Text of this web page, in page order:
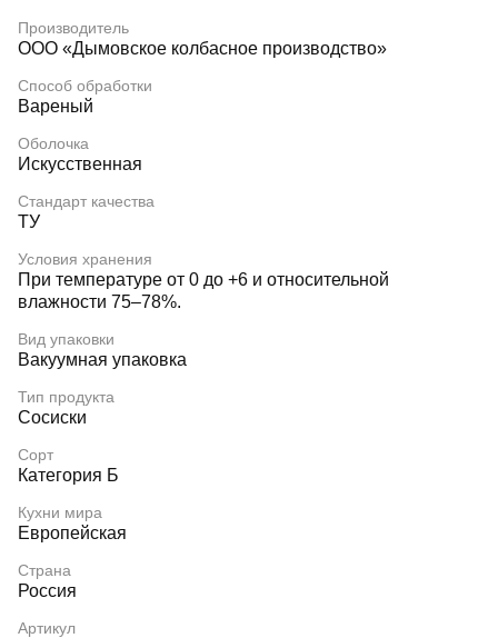
Производитель
ООО «Дымовское колбасное производство»
Способ обработки
Вареный
Оболочка
Искусственная
Стандарт качества
ТУ
Условия хранения
При температуре от 0 до +6 и относительной
влажности 75–78%.
Вид упаковки
Вакуумная упаковка
Тип продукта
Сосиски
Сорт
Категория Б
Кухни мира
Европейская
Страна
Россия
Артикул